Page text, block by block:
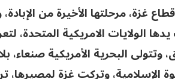
غزة، مرحلتها الأخيرة من
الولايات الامريكية المتحدة،
البحرية الأمريكية
الإسلامية، وتركت غزة لمصيرها،